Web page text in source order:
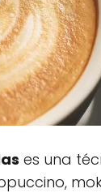
es una